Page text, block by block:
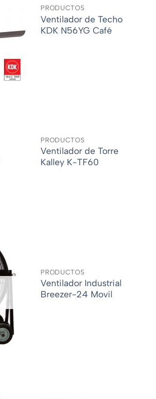
PRODUCTOS
Ventilador de Techo
KDK N56YG Café
PRODUCTOS
Ventilador de Torre
Kalley K-TF60
PRODUCTOS
Ventilador Industrial
Breezer-24 Movil